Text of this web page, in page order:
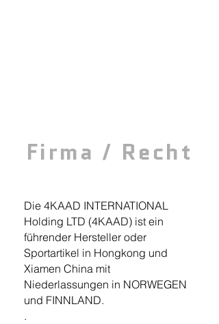
Firma / Recht
Die 4KAAD INTERNATIONAL
Holding LTD (4KAAD) ist ein
führender Hersteller oder
Sportartikel in Hongkong und
Xiamen China mit
Niederlassungen in NORWEGEN
und FINNLAND.
.